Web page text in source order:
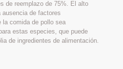
de reemplazo de 75%. El alto
de factores
la comida de pollo sea
estas especies, que puede
de ingredientes de alimentación.